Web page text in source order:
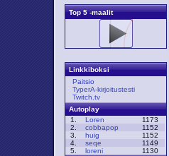
Top 5 -maalit
Linkkiboksi
Paitsio
TyperA-kirjoitustesti
Twitch.tv
Autoplay
1.
Loren
1173
2.
cobbapop
1152
3.
huig
1152
4.
seqe
1149
5.
loreni
1130